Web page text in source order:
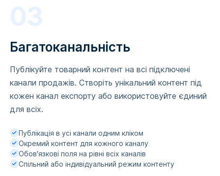
03
Багатоканальність
Публікуйте товарний контент на всі підключені
канали продажів. Створіть унікальний контент під
кожен канал експорту або використовуйте єдиний
для всіх.
Публікація в усі канали одним кліком
Окремий контент для кожного каналу
Обов'язкові поля на рівні всіх каналів
Спільний або індивідуальний режим контенту